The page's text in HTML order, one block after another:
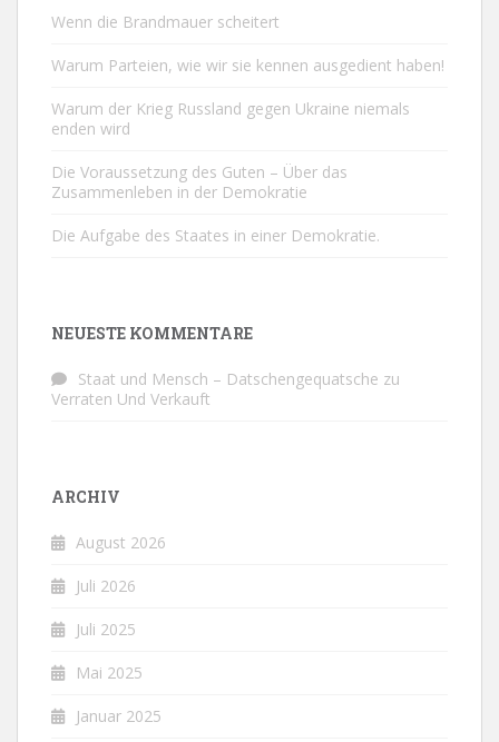
Wenn die Brandmauer scheitert
Warum Parteien, wie wir sie kennen ausgedient haben!
Warum der Krieg Russland gegen Ukraine niemals
enden wird
Die Voraussetzung des Guten – Über das
Zusammenleben in der Demokratie
Die Aufgabe des Staates in einer Demokratie.
NEUESTE KOMMENTARE
Staat und Mensch – Datschengequatsche zu
Verraten Und Verkauft
ARCHIV
August 2026
Juli 2026
Juli 2025
Mai 2025
Januar 2025